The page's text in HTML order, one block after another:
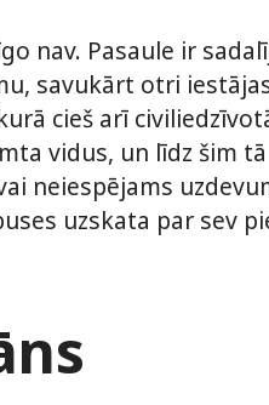
nav. Pasaule ir
savukārt otri
cieš arī
vidus, un līdz šim
neiespējams
uzskata par sev